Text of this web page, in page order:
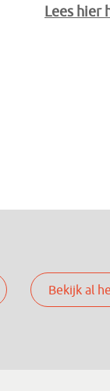
Lees hier
Bekijk al